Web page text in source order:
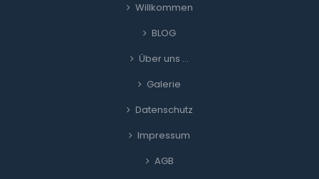
Willkommen
BLOG
Über uns …
Galerie
Datenschutz
Impressum
AGB